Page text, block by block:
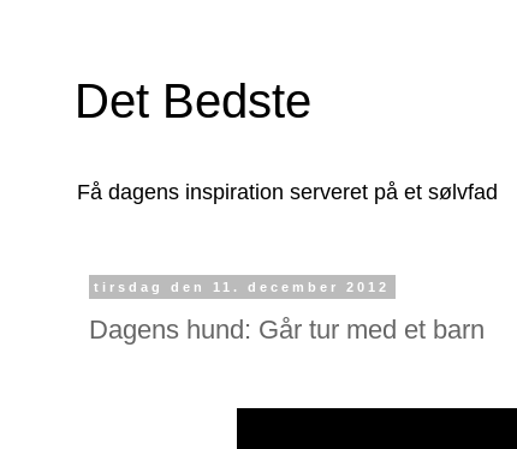
Det Bedste
Få dagens inspiration serveret på et sølvfad
tirsdag den 11. december 2012
Dagens hund: Går tur med et barn